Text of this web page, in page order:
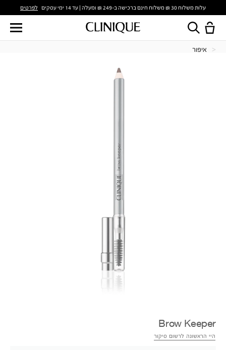
עלות משלוח 30 ₪ משלוח חינם ברכישה ב-249 ₪ ומעלה | עד 14 ימי עסקים לפרטים
איפור
Brow Keeper
היי הראשונה לרשום סיקור